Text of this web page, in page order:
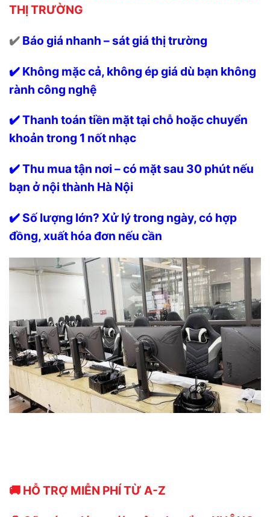
THỊ TRƯỜNG
✔️ Báo giá nhanh – sát giá thị trường
✔️ Không mặc cả, không ép giá dù bạn không
rành công nghệ
✔️ Thanh toán tiền mặt tại chỗ hoặc chuyển
khoản trong 1 nốt nhạc
✔️ Thu mua tận nơi – có mặt sau 30 phút nếu
bạn ở nội thành Hà Nội
✔️ Số lượng lớn? Xử lý trong ngày, có hợp
đồng, xuất hóa đơn nếu cần
🚚 HỖ TRỢ MIỄN PHÍ TỪ A-Z